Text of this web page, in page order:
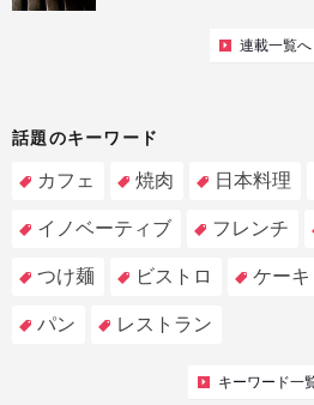
連載一覧へ
話題のキーワード
カフェ 焼肉 日本料理
イノベーティブ フレンチ
つけ麺 ビストロ ケーキ
パン レストラン
キーワード一